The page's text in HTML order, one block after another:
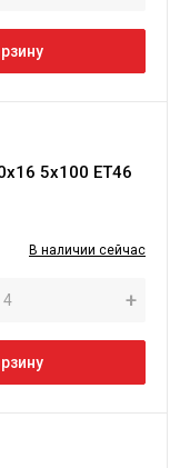
5х100 ЕТ46
В наличии сейчас
+